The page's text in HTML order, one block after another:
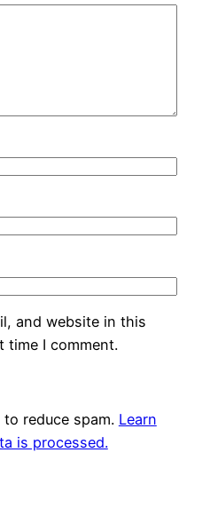
and website in this
time I comment.
reduce spam. Learn
is processed.